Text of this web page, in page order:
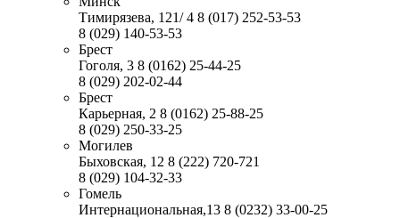
Тимирязева, 121/ 4 8 (017) 252-53-53
8 (029) 140-53-53
Брест
Гоголя, 3 8 (0162) 25-44-25
8 (029) 202-02-44
Брест
Карьерная, 2 8 (0162) 25-88-25
8 (029) 250-33-25
Могилев
Быховская, 12 8 (222) 720-721
8 (029) 104-32-33
Гомель
Интернациональная,13 8 (0232) 33-00-25